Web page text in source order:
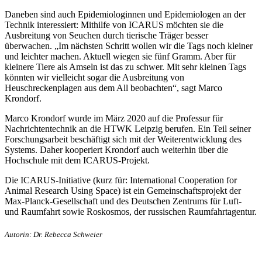
Daneben sind auch Epidemiologinnen und Epidemiologen an der
Technik interessiert: Mithilfe von ICARUS möchten sie die
Ausbreitung von Seuchen durch tierische Träger besser
überwachen. „Im nächsten Schritt wollen wir die Tags noch kleiner
und leichter machen. Aktuell wiegen sie fünf Gramm. Aber für
kleinere Tiere als Amseln ist das zu schwer. Mit sehr kleinen Tags
könnten wir vielleicht sogar die Ausbreitung von
Heuschreckenplagen aus dem All beobachten“, sagt Marco
Krondorf.
Marco Krondorf wurde im März 2020 auf die Professur für
Nachrichtentechnik an die HTWK Leipzig berufen. Ein Teil seiner
Forschungsarbeit beschäftigt sich mit der Weiterentwicklung des
Systems. Daher kooperiert Krondorf auch weiterhin über die
Hochschule mit dem ICARUS-Projekt.
Die ICARUS-Initiative (kurz für: International Cooperation for
Animal Research Using Space) ist ein Gemeinschaftsprojekt der
Max-Planck-Gesellschaft und des Deutschen Zentrums für Luft-
und Raumfahrt sowie Roskosmos, der russischen Raumfahrtagentur.
Autorin: Dr. Rebecca Schweier